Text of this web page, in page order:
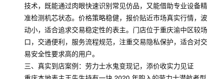
技术，既能通过肉眼快速识别常见仿品，又能借助专业设备精
准检测机芯状态。价格策略稳健，报价贴近市场真实行情，波
动小，适合追求交易稳定性的表主。门店位于重庆渝中区较场
口，交通便利，服务流程规范，注重交易隐私保护，适合对交
易安全性要求高的用户。
三、真实到店案例：劳力士水鬼变现记，添价收实力见证